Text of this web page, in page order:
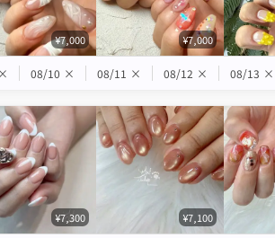
¥7,000 ¥7,000
08/10 × 08/11 × 08/12 × 08/13 ×
¥7,300 ¥7,100